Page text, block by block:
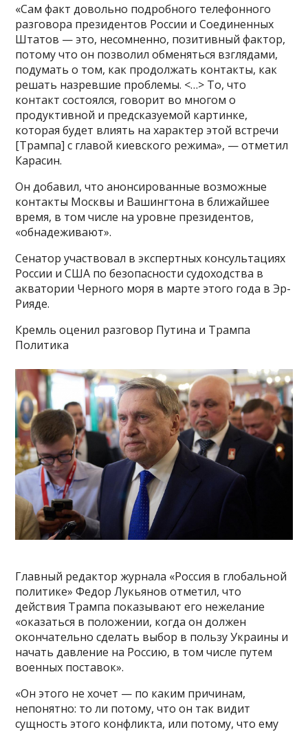
«Сам факт довольно подробного телефонного
разговора президентов России и Соединенных
Штатов — это, несомненно, позитивный фактор,
потому что он позволил обменяться взглядами,
подумать о том, как продолжать контакты, как
решать назревшие проблемы. <…> То, что
контакт состоялся, говорит во многом о
продуктивной и предсказуемой картинке,
которая будет влиять на характер этой встречи
[Трампа] с главой киевского режима», — отметил
Карасин.
Он добавил, что анонсированные возможные
контакты Москвы и Вашингтона в ближайшее
время, в том числе на уровне президентов,
«обнадеживают».
Сенатор участвовал в экспертных консультациях
России и США по безопасности судоходства в
акватории Черного моря в марте этого года в Эр-
Рияде.
Кремль оценил разговор Путина и Трампа
Политика
Главный редактор журнала «Россия в глобальной
политике» Федор Лукьянов отметил, что
действия Трампа показывают его нежелание
«оказаться в положении, когда он должен
окончательно сделать выбор в пользу Украины и
начать давление на Россию, в том числе путем
военных поставок».
«Он этого не хочет — по каким причинам,
непонятно: то ли потому, что он так видит
сущность этого конфликта, или потому, что ему